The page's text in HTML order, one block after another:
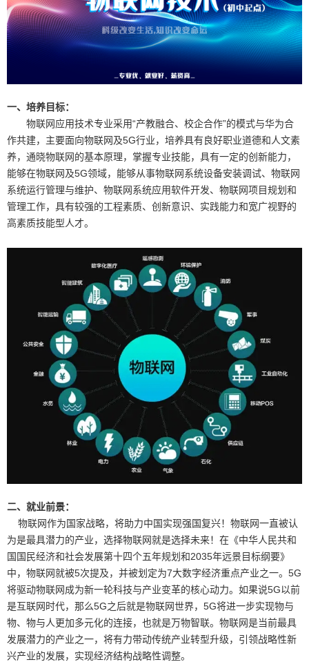
一、培养目标：
物联网应用技术专业采用“产教融合、校企合作”的模式与华为合
作共建，主要面向物联网及5G行业，培养具有良好职业道德和人文素
养，通晓物联网的基本原理，掌握专业技能，具有一定的创新能力，
能够在物联网及5G领域，能够从事物联网系统设备安装调试、物联网
系统运行管理与维护、物联网系统应用软件开发、物联网项目规划和
管理工作，具有较强的工程素质、创新意识、实践能力和宽广视野的
高素质技能型人才。
二、就业前景：
物联网作为国家战略，将助力中国实现强国复兴！物联网一直被认
为是最具潜力的产业，选择物联网就是选择未来！在《中华人民共和
国国民经济和社会发展第十四个五年规划和2035年远景目标纲要》
中，物联网就被5次提及，并被划定为7大数字经济重点产业之一。5G
将驱动物联网成为新一轮科技与产业变革的核心动力。如果说5G以前
是互联网时代，那么5G之后就是物联网世界，5G将进一步实现物与
物、物与人更加多元化的连接，也就是万物智联。物联网是当前最具
发展潜力的产业之一，将有力带动传统产业转型升级，引领战略性新
兴产业的发展，实现经济结构战略性调整。